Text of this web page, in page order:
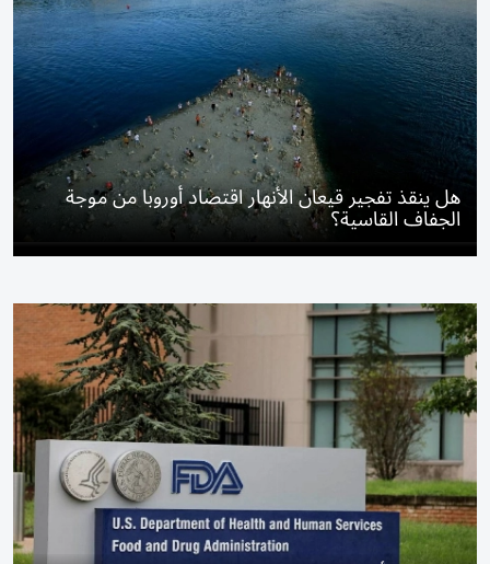
هل ينقذ تفجير قيعان الأنهار اقتصاد أوروبا من موجة
الجفاف القاسية؟